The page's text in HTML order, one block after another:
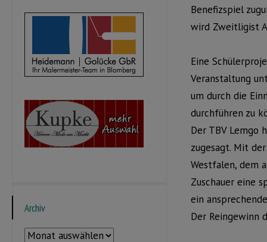
Benefizspiel
wird Zweitligist
Eine
Veranstaltung
um durch die
durchführen zu
Der TBV Lemgo
zugesagt. Mit
Westfalen, dem
Zuschauer eine
ein
Der Reingewinn
Archiv
Archiv